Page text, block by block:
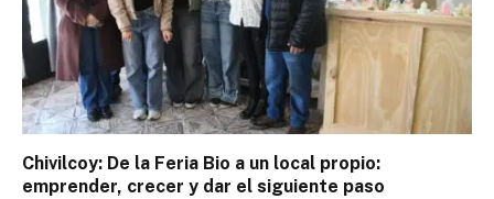
Chivilcoy: De la Feria Bio a un local propio:
emprender, crecer y dar el siguiente paso